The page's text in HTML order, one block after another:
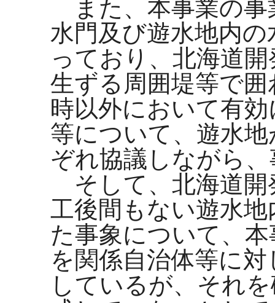
また、本事業の事
水門及び遊水地内
っており、北海道
生ずる周囲堤等で
時以外において有
等について、遊水
ぞれ協議しながら
そして、北海道開
工後間もない遊水
た事象について、
を関係自治体等に
しているが、それ